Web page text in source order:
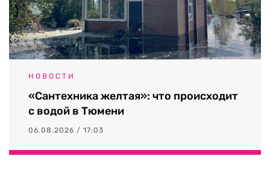
НОВОСТИ
«Сантехника желтая»: что происходит
с водой в Тюмени
06.08.2026 / 17:03